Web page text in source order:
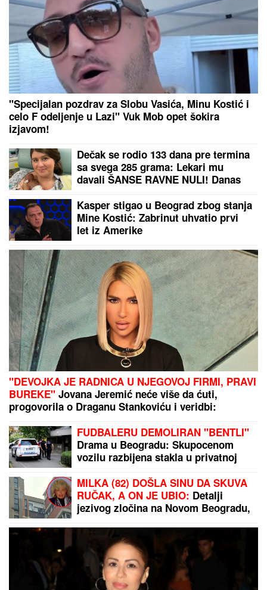
"Specijalan pozdrav za Slobu Vasića, Minu Kostić i
celo F odeljenje u Lazi" Vuk Mob opet šokira
izjavom!
Dečak se rodio 133 dana pre termina
sa svega 285 grama: Lekari mu
davali ŠANSE RAVNE NULI! Danas
došao na svet DAN RANIJE, sudbina
bi imala mnogo lošiji scenario
Kasper stigao u Beograd zbog stanja
Mine Kostić: Zabrinut uhvatio prvi
let iz Amerike
"DEVOJKA JE RADNICA U NJEGOVOJ FIRMI, PRAVI
BUREKE" Jovana Jeremić neće više da ćuti,
progovorila o Draganu Stankoviću i veridbi:
FUDBALERU DEMOLIRAN "BENTLI"
Drama u Beogradu: Skupocenom
vozilu razbijena stakla u privatnoj
MILKA (82) DOŠLA SINU DA SKUVA
RUČAK, A ON JE UBIO: Detalji
jezivog zločina na Novom Beogradu,